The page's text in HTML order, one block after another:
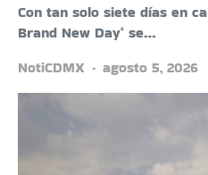
Con tan solo siete días en
Brand New Day‘ se…
NotiCDMX
agosto 5, 2026